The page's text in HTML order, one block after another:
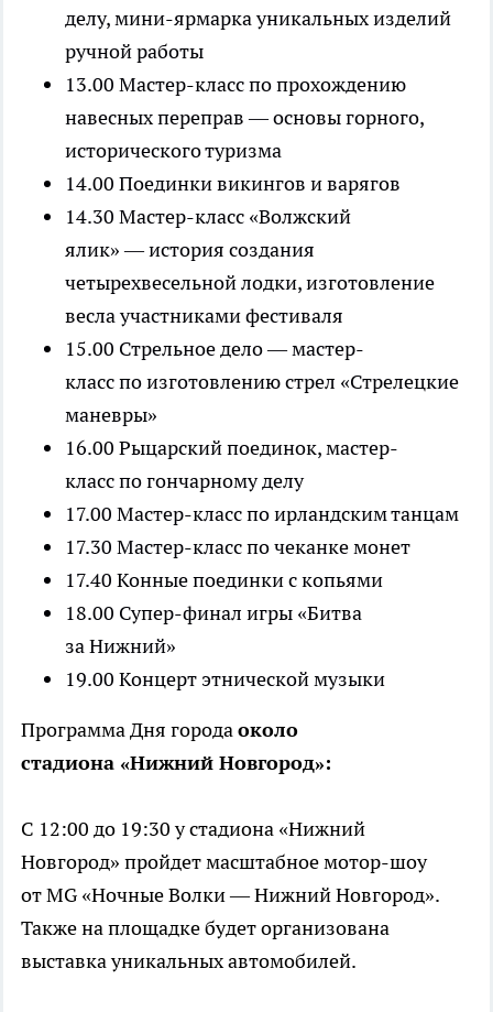
делу, мини-ярмарка уникальных изделий
ручной работы
13.00 Мастер-класс по прохождению
навесных переправ — основы горного,
исторического туризма
14.00 Поединки викингов и варягов
14.30 Мастер-класс «Волжский
ялик» — история создания
четырехвесельной лодки, изготовление
весла участниками фестиваля
15.00 Стрельное дело — мастер-
класс по изготовлению стрел «Стрелецкие
маневры»
16.00 Рыцарский поединок, мастер-
класс по гончарному делу
17.00 Мастер-класс по ирландским танцам
17.30 Мастер-класс по чеканке монет
17.40 Конные поединки с копьями
18.00 Супер-финал игры «Битва
за Нижний»
19.00 Концерт этнической музыки
Программа Дня городаоколо
стадиона «Нижний Новгород»:
С 12:00 до 19:30 у стадиона «Нижний
Новгород» пройдет масштабное мотор-шоу
от MG «Ночные Волки — Нижний Новгород».
Также на площадке будет организована
выставка уникальных автомобилей.